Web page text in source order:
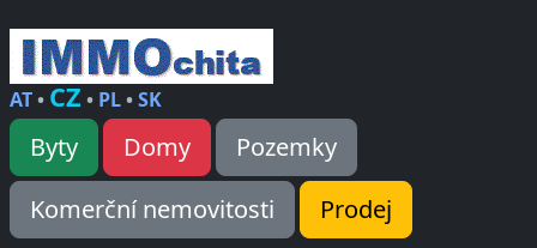
AT• CZ • PL•SK
Byty Domy
Pozemky
Komerční nemovitosti
Prodej